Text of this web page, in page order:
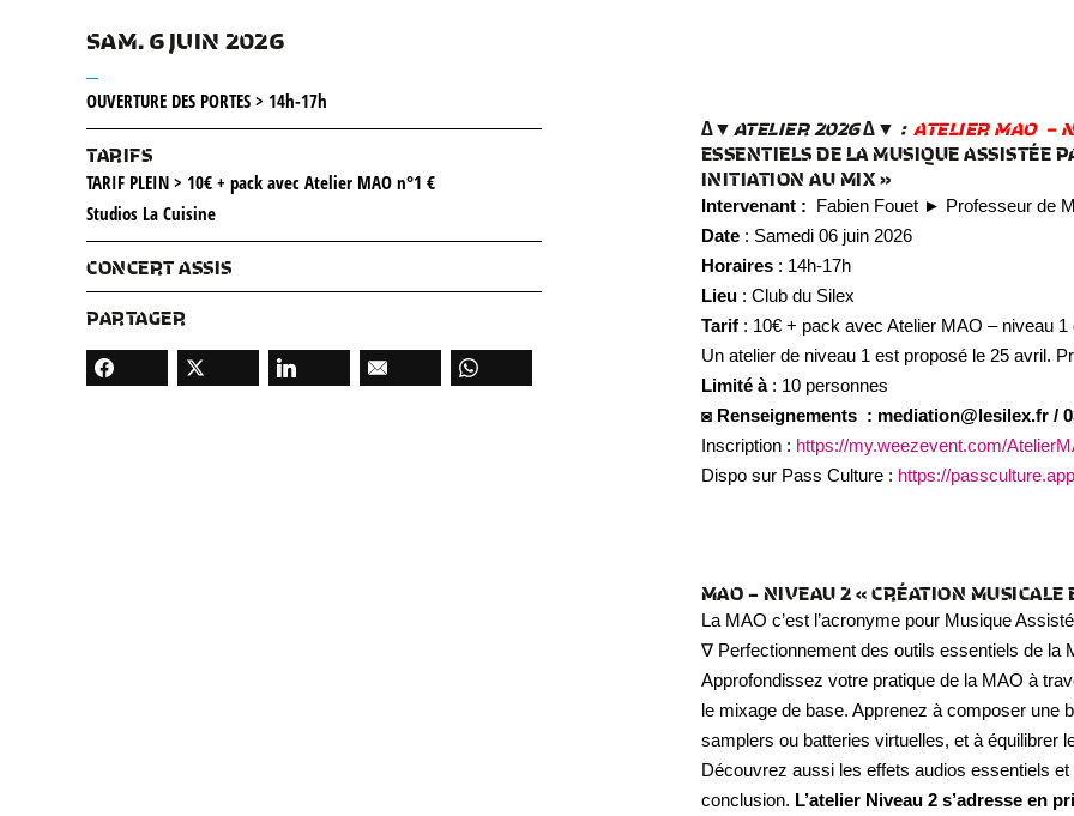
SAM. 6 JUIN 2026
OUVERTURE DES PORTES > 14h-17h
TARIFS
TARIF PLEIN > 10€ + pack avec Atelier MAO n°1 €
Studios La Cuisine
CONCERT ASSIS
PARTAGER
∆▼ATELIER 2026 ∆▼ : ATELIER MAO –
ESSENTIELS DE LA MUSIQUE ASSISTÉE
INITIATION AU MIX »
Intervenant : Fabien Fouet ► Professeur de
Date : Samedi 06 juin 2026
Horaires: 14h-17h
Lieu: Club du Silex
Tarif: 10€ + pack avec Atelier MAO – niveau 1
Un atelier de niveau 1 est proposé le 25 avril.
Limité à: 10 personnes
◙ Renseignements : mediation@lesilex.fr /
Inscription : https://my.weezevent.com/
Dispo sur Pass Culture : https://
MAO – NIVEAU 2 « CRÉATION
La MAO c’est l’acronyme pour Musique
∇ Perfectionnement des outils essentiels de la
Approfondissez votre pratique de la MAO à
le mixage de base. Apprenez à composer une
samplers ou batteries virtuelles, et à équilibrer
Découvrez aussi les effets audios essentiels
conclusion. L’atelier Niveau 2 s’adresse en